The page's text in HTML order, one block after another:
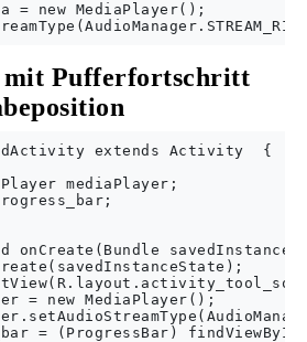
= new MediaPlayer();
mit Pufferfortschritt
extends Activity  {
mediaPlayer;
onCreate(Bundle
= new MediaPlayer();
= (ProgressBar)